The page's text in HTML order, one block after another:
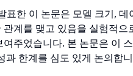
표한 이 논문은 모델 크기,
관계를 맺고 있음을 실험적
주었습니다. 본 논문은 이
과 한계를 심도 있게 논의합